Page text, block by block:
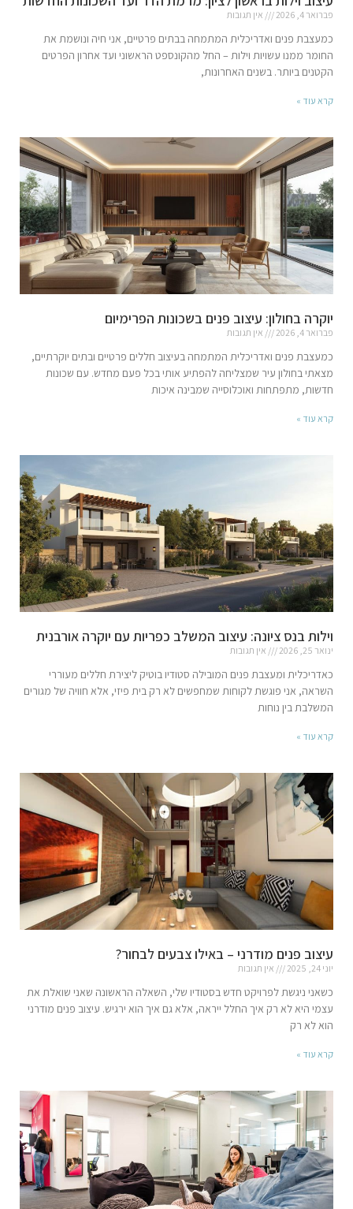
פברואר 4, 2026 אין תגובות
כמעצבת פנים ואדריכלית המתמחה בבתים פרטיים, אני חיה ונושמת את
החומר ממנו עשויות וילות – החל מהקונספט הראשוני ועד אחרון הפרטים
הקטנים ביותר. בשנים האחרונות,
קרא עוד »
יוקרה בחולון: עיצוב פנים בשכונות הפרימיום
פברואר 4, 2026 אין תגובות
כמעצבת פנים ואדריכלית המתמחה בעיצוב חללים פרטיים ובתים יוקרתיים,
מצאתי בחולון עיר שמצליחה להפתיע אותי בכל פעם מחדש. עם שכונות
חדשות, מתפתחות ואוכלוסייה שמבינה איכות
קרא עוד »
וילות בנס ציונה: עיצוב המשלב כפריות עם יוקרה אורבנית
ינואר 25, 2026 אין תגובות
כאדריכלית ומעצבת פנים המובילה סטודיו בוטיק ליצירת חללים מעוררי
השראה, אני פוגשת לקוחות שמחפשים לא רק בית פיזי, אלא חוויה של מגורים
המשלבת בין נוחות
קרא עוד »
עיצוב פנים מודרני – באילו צבעים לבחור?
יוני 24, 2025 אין תגובות
כשאני ניגשת לפרויקט חדש בסטודיו שלי, השאלה הראשונה שאני שואלת את
עצמי היא לא רק איך החלל ייראה, אלא גם איך הוא ירגיש. עיצוב פנים מודרני
הוא לא רק
קרא עוד »